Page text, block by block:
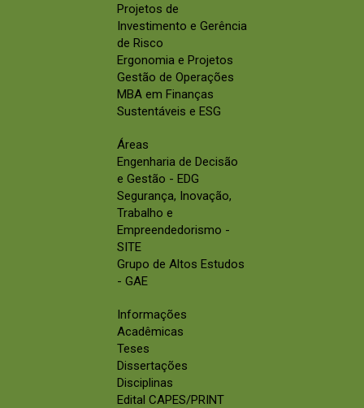
Projetos de
Investimento e Gerência
de Risco
Ergonomia e Projetos
Gestão de Operações
MBA em Finanças
Sustentáveis e ESG
Áreas
Engenharia de Decisão
e Gestão - EDG
Segurança, Inovação,
Trabalho e
Empreendedorismo -
SITE
Grupo de Altos Estudos
- GAE
Informações
Acadêmicas
Teses
Dissertações
Disciplinas
Edital CAPES/PRINT